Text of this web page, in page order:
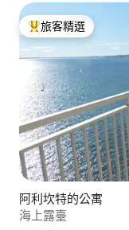
旅客精選榜首
旅客精選
阿利坎特的公寓
海上露臺